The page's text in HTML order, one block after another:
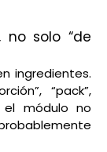
no solo “de
ingredientes.
“pack”,
el módulo no